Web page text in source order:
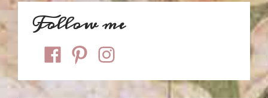
Follow me
facebookpinterestinstagram